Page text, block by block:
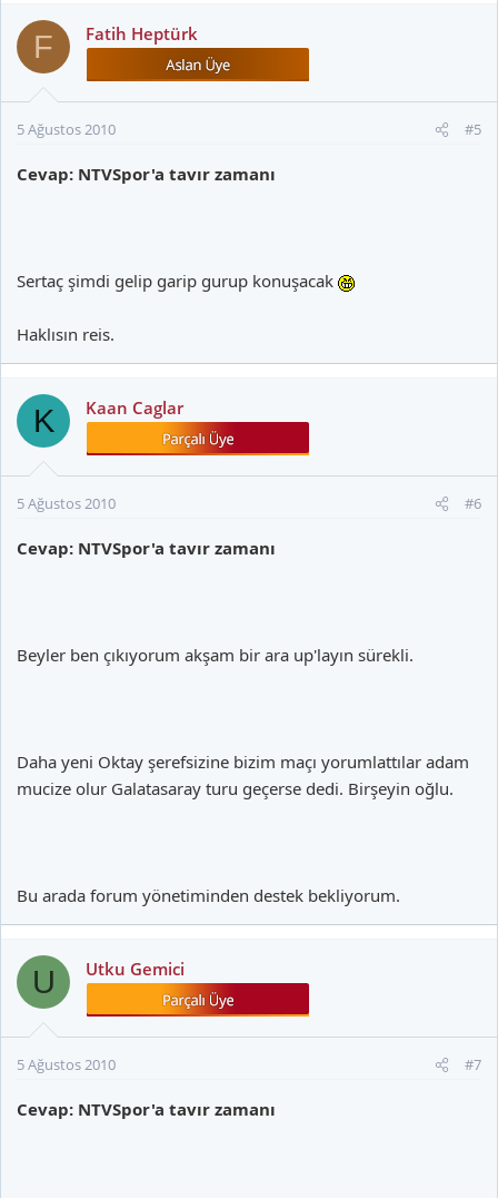
F Fatih Heptürk
5 Ağustos 2010 #5
Cevap: NTVSpor'a tavır zamanı
Sertaç şimdi gelip garip gurup konuşacak
Haklısın reis.
K Kaan Caglar
5 Ağustos 2010 #6
Cevap: NTVSpor'a tavır zamanı
Beyler ben çıkıyorum akşam bir ara up'layın sürekli.
Daha yeni Oktay şerefsizine bizim maçı yorumlattılar adam
mucize olur Galatasaray turu geçerse dedi. Birşeyin oğlu.
Bu arada forum yönetiminden destek bekliyorum.
U Utku Gemici
5 Ağustos 2010 #7
Cevap: NTVSpor'a tavır zamanı